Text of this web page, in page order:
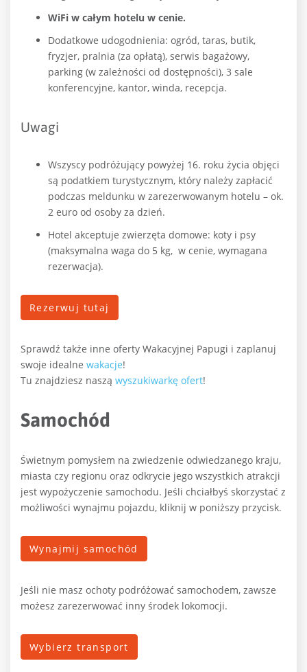
WiFi w całym hotelu w cenie.
Dodatkowe udogodnienia: ogród, taras, butik,
fryzjer, pralnia (za opłatą), serwis bagażowy,
parking (w zależności od dostępności), 3 sale
konferencyjne, kantor, winda, recepcja.
Uwagi
Wszyscy podróżujący powyżej 16. roku życia objęci
są podatkiem turystycznym, który należy zapłacić
podczas meldunku w zarezerwowanym hotelu – ok.
2 euro od osoby za dzień.
Hotel akceptuje zwierzęta domowe: koty i psy
(maksymalna waga do 5 kg, w cenie, wymagana
rezerwacja).
Rezerwuj tutaj
Sprawdź także inne oferty Wakacyjnej Papugi i zaplanuj
swoje idealne wakacje!
Tu znajdziesz naszą wyszukiwarkę ofert!
Samochód
Świetnym pomysłem na zwiedzenie odwiedzanego kraju,
miasta czy regionu oraz odkrycie jego wszystkich atrakcji
jest wypożyczenie samochodu. Jeśli chciałbyś skorzystać z
możliwości wynajmu pojazdu, kliknij w poniższy przycisk.
Wynajmij samochód
Jeśli nie masz ochoty podróżować samochodem, zawsze
możesz zarezerwować inny środek lokomocji.
Wybierz transport